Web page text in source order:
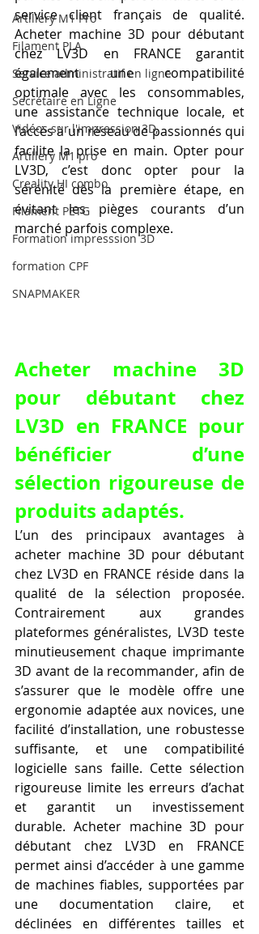
Artillery M1 Pro
Filament PLA
Service administratif en ligne
Secrétaire en Ligne
Vidéos sur l'impression 3D,
Artillery M1 pro
Creality HI combo
Filament PETG
Formation impresssion 3D
formation CPF
SNAPMAKER
service client français de qualité.
Acheter machine 3D pour débutant
chez LV3D en FRANCE garantit
également une compatibilité
optimale avec les consommables,
une assistance technique locale, et
l’accès à un réseau de passionnés qui
facilite la prise en main. Opter pour
LV3D, c’est donc opter pour la
sérénité dès la première étape, en
évitant les pièges courants d’un
marché parfois complexe.
Acheter machine 3D
pour débutant chez
LV3D en FRANCE pour
bénéficier d’une
sélection rigoureuse de
produits adaptés.
L’un des principaux avantages à
acheter machine 3D pour débutant
chez LV3D en FRANCE réside dans la
qualité de la sélection proposée.
Contrairement aux grandes
plateformes généralistes, LV3D teste
minutieusement chaque imprimante
3D avant de la recommander, afin de
s’assurer que le modèle offre une
ergonomie adaptée aux novices, une
facilité d’installation, une robustesse
suffisante, et une compatibilité
logicielle sans faille. Cette sélection
rigoureuse limite les erreurs d’achat
et garantit un investissement
durable. Acheter machine 3D pour
débutant chez LV3D en FRANCE
permet ainsi d’accéder à une gamme
de machines fiables, supportées par
une documentation claire, et
déclinées en différentes tailles et